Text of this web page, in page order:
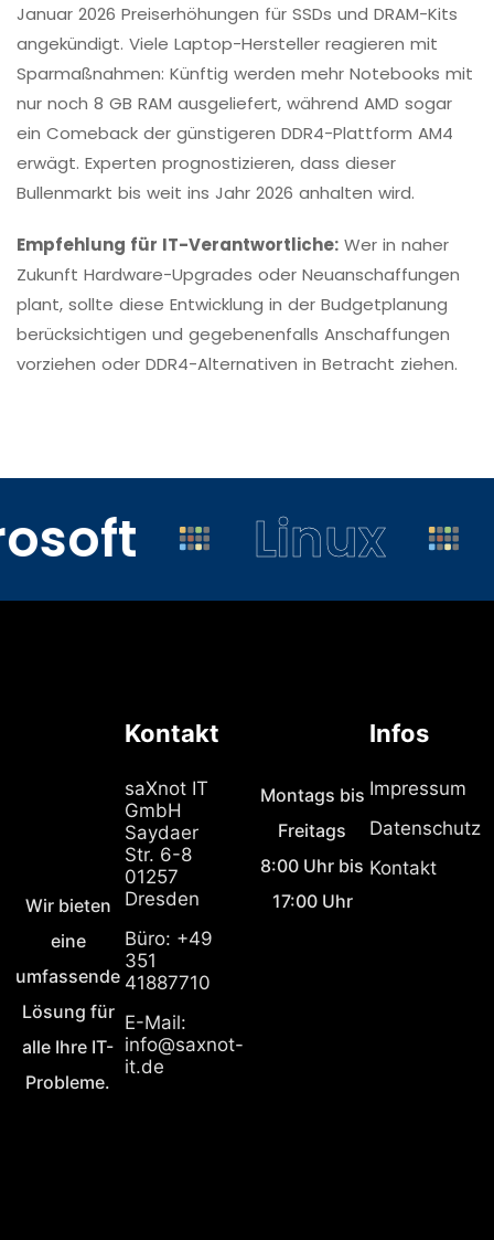
Januar 2026 Preiserhöhungen für SSDs und DRAM-Kits
angekündigt. Viele Laptop-Hersteller reagieren mit
Sparmaßnahmen: Künftig werden mehr Notebooks mit
nur noch 8 GB RAM ausgeliefert, während AMD sogar
ein Comeback der günstigeren DDR4-Plattform AM4
erwägt. Experten prognostizieren, dass dieser
Bullenmarkt bis weit ins Jahr 2026 anhalten wird.
Empfehlung für IT-Verantwortliche: Wer in naher
Zukunft Hardware-Upgrades oder Neuanschaffungen
plant, sollte diese Entwicklung in der Budgetplanung
berücksichtigen und gegebenenfalls Anschaffungen
vorziehen oder DDR4-Alternativen in Betracht ziehen.
Linux
Wir bieten
eine
umfassende
Lösung für
alle Ihre IT-
Probleme.
Kontakt
saXnot IT
GmbH
Saydaer
Str. 6-8
01257
Dresden
Büro: +49
351
41887710
E-Mail:
info@saxnot-
it.de
Montags bis
Freitags
8:00 Uhr bis
17:00 Uhr
Infos
Impressum
Datenschutz
Kontakt